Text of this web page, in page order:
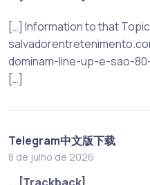
[…] Information to that
dominam-line-up-e-sao-
[…]
Telegram中文版下载
8 de julho de 2026